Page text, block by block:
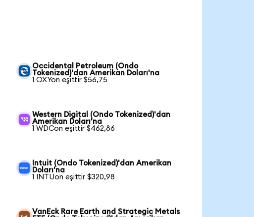
Occidental Petroleum (Ondo
Tokenized)'dan Amerikan Doları'na
1 OXYon eşittir $56,75
Western Digital (Ondo Tokenized)'dan
Amerikan Doları'na
1 WDCon eşittir $462,86
Intuit (Ondo Tokenized)'dan Amerikan
Doları'na
1 INTUon eşittir $320,98
VanEck Rare Earth and Strategic Metals